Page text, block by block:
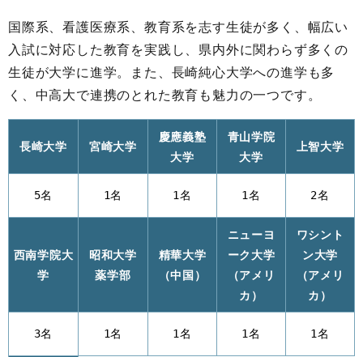
国際系、看護医療系、教育系を志す生徒が多く、幅広い
入試に対応した教育を実践し、県内外に関わらず多くの
生徒が大学に進学。また、長崎純心大学への進学も多
く、中高大で連携のとれた教育も魅力の一つです。
長崎大学 宮崎大学
慶應義塾
大学
青山学院
大学
上智大学
5名 1名 1名 1名 2名
西南学院大
学
昭和大学
薬学部
精華大学
（中国）
ニューヨ
ーク大学
（アメリ
カ）
ワシント
ン大学
（アメリ
カ）
3名 1名 1名 1名 1名